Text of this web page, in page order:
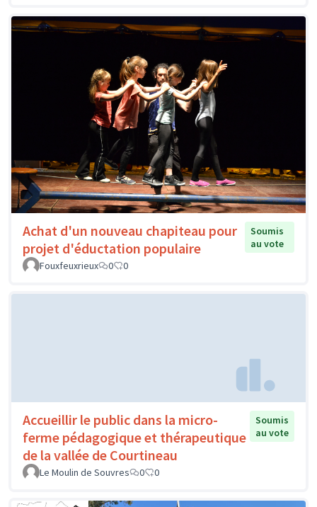
Achat d'un nouveau chapiteau pour
projet d'éductation populaire
Soumis
au vote
Fouxfeuxrieux
0 0
Accueillir le public dans la micro-
ferme pédagogique et thérapeutique
de la vallée de Courtineau
Soumis
au vote
Le Moulin de Souvres 0 0